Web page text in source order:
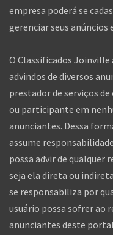
Iniciada as atividades
Joinville ®é o mais
principalmente para
empresa poderá se
gerenciar seus anúncios
O Classificados Joinville
advindos de diversos